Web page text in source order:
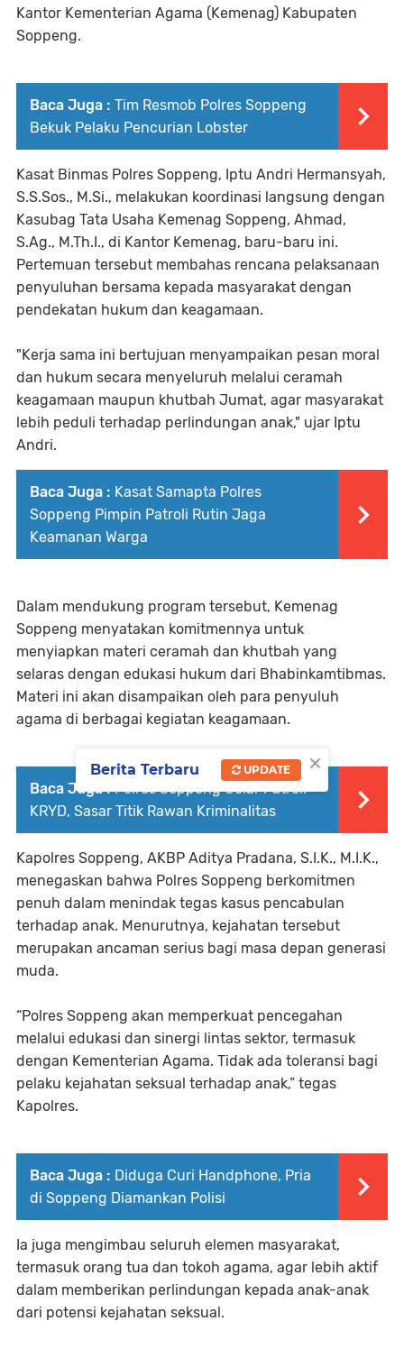
Kantor Kementerian Agama (Kemenag) Kabupaten
Soppeng.
Baca Juga : Tim Resmob Polres Soppeng
Bekuk Pelaku Pencurian Lobster
Kasat Binmas Polres Soppeng, Iptu Andri Hermansyah,
S.S.Sos., M.Si., melakukan koordinasi langsung dengan
Kasubag Tata Usaha Kemenag Soppeng, Ahmad,
S.Ag., M.Th.I., di Kantor Kemenag, baru-baru ini.
Pertemuan tersebut membahas rencana pelaksanaan
penyuluhan bersama kepada masyarakat dengan
pendekatan hukum dan keagamaan.
"Kerja sama ini bertujuan menyampaikan pesan moral
dan hukum secara menyeluruh melalui ceramah
keagamaan maupun khutbah Jumat, agar masyarakat
lebih peduli terhadap perlindungan anak," ujar Iptu
Andri.
Baca Juga : Kasat Samapta Polres
Soppeng Pimpin Patroli Rutin Jaga
Keamanan Warga
Dalam mendukung program tersebut, Kemenag
Soppeng menyatakan komitmennya untuk
menyiapkan materi ceramah dan khutbah yang
selaras dengan edukasi hukum dari Bhabinkamtibmas.
Materi ini akan disampaikan oleh para penyuluh
agama di berbagai kegiatan keagamaan.
Baca Juga : Polres Soppeng Gelar Patroli
KRYD, Sasar Titik Rawan Kriminalitas
Kapolres Soppeng, AKBP Aditya Pradana, S.I.K., M.I.K.,
menegaskan bahwa Polres Soppeng berkomitmen
penuh dalam menindak tegas kasus pencabulan
terhadap anak. Menurutnya, kejahatan tersebut
merupakan ancaman serius bagi masa depan generasi
muda.
“Polres Soppeng akan memperkuat pencegahan
melalui edukasi dan sinergi lintas sektor, termasuk
dengan Kementerian Agama. Tidak ada toleransi bagi
pelaku kejahatan seksual terhadap anak,” tegas
Kapolres.
Baca Juga : Diduga Curi Handphone, Pria
di Soppeng Diamankan Polisi
Ia juga mengimbau seluruh elemen masyarakat,
termasuk orang tua dan tokoh agama, agar lebih aktif
dalam memberikan perlindungan kepada anak-anak
dari potensi kejahatan seksual.
×
Berita Terbaru UPDATE